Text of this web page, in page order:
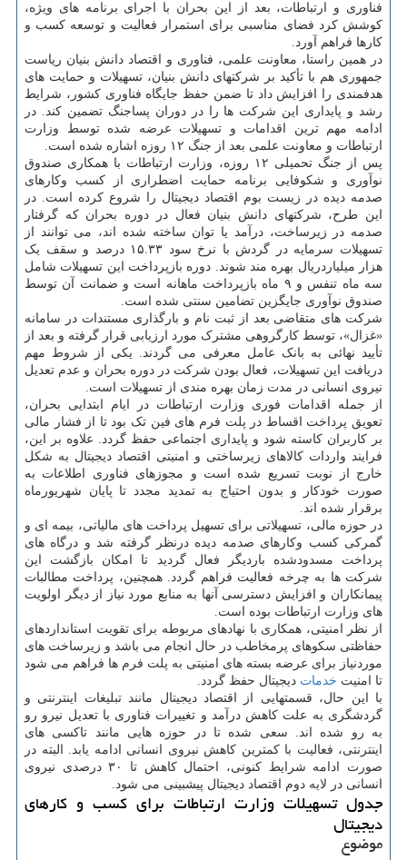
فناوری و ارتباطات، بعد از این بحران با اجرای برنامه های ویژه،
کوشش کرد فضای مناسبی برای استمرار فعالیت و توسعه کسب و
کارها فراهم آورد.
در همین راستا، معاونت علمی، فناوری و اقتصاد دانش بنیان ریاست
جمهوری هم با تأکید بر شرکتهای دانش بنیان، تسهیلات و حمایت های
هدفمندی را افزایش داد تا ضمن حفظ جایگاه فناوری کشور، شرایط
رشد و پایداری این شرکت ها را در دوران پساجنگ تضمین کند. در
ادامه مهم ترین اقدامات و تسهیلات عرضه شده توسط وزارت
ارتباطات و معاونت علمی بعد از جنگ ۱۲ روزه اشاره شده است.
پس از جنگ تحمیلی ۱۲ روزه، وزارت ارتباطات با همکاری صندوق
نوآوری و شکوفایی برنامه حمایت اضطراری از کسب وکارهای
صدمه دیده در زیست بوم اقتصاد دیجیتال را شروع کرده است. در
این طرح، شرکتهای دانش بنیان فعال در دوره بحران که گرفتار
صدمه در زیرساخت، درآمد یا توان ساخته شده اند، می توانند از
تسهیلات سرمایه در گردش با نرخ سود ۱۵.۳۳ درصد و سقف یک
هزار میلیاردریال بهره مند شوند. دوره بازپرداخت این تسهیلات شامل
سه ماه تنفس و ۹ ماه بازپرداخت ماهانه است و ضمانت آن توسط
صندوق نوآوری جایگزین تضامین سنتی شده است.
شرکت های متقاضی بعد از ثبت نام و بارگذاری مستندات در سامانه
«غزال»، توسط کارگروهی مشترک مورد ارزیابی قرار گرفته و بعد از
تأیید نهائی به بانک عامل معرفی می گردند. یکی از شروط مهم
دریافت این تسهیلات، فعال بودن شرکت در دوره بحران و عدم تعدیل
نیروی انسانی در مدت زمان بهره مندی از تسهیلات است.
از جمله اقدامات فوری وزارت ارتباطات در ایام ابتدایی بحران،
تعویق پرداخت اقساط در پلت فرم های فین تک بود تا از فشار مالی
بر کاربران کاسته شود و پایداری اجتماعی حفظ گردد. علاوه بر این،
فرایند واردات کالاهای زیرساختی و امنیتی اقتصاد دیجیتال به شکل
خارج از نوبت تسریع شده است و مجوزهای فناوری اطلاعات به
صورت خودکار و بدون احتیاج به تمدید مجدد تا پایان شهریورماه
برقرار شده اند.
در حوزه مالی، تسهیلاتی برای تسهیل پرداخت های مالیاتی، بیمه ای و
گمرکی کسب وکارهای صدمه دیده درنظر گرفته شد و درگاه های
پرداخت مسدودشده باردیگر فعال گردید تا امکان بازگشت این
شرکت ها به چرخه فعالیت فراهم گردد. همچنین، پرداخت مطالبات
پیمانکاران و افزایش دسترسی آنها به منابع مورد نیاز از دیگر اولویت
های وزارت ارتباطات بوده است.
از نظر امنیتی، همکاری با نهادهای مربوطه برای تقویت استانداردهای
حفاظتی سکوهای پرمخاطب در حال انجام می باشد و زیرساخت های
موردنیاز برای عرضه بسته های امنیتی به پلت فرم ها فراهم می شود
تا امنیت خدمات دیجیتال حفظ گردد.
با این حال، قسمتهایی از اقتصاد دیجیتال مانند تبلیغات اینترنتی و
گردشگری به علت کاهش درآمد و تغییرات فناوری با تعدیل نیرو رو
به رو شده اند. سعی شده تا در حوزه هایی مانند تاکسی های
اینترنتی، فعالیت با کمترین کاهش نیروی انسانی ادامه یابد. البته در
صورت ادامه شرایط کنونی، احتمال کاهش تا ۳۰ درصدی نیروی
انسانی در لایه دوم اقتصاد دیجیتال پیشبینی می شود.
جدول تسهیلات وزارت ارتباطات برای کسب و کارهای
دیجیتال
موضوع